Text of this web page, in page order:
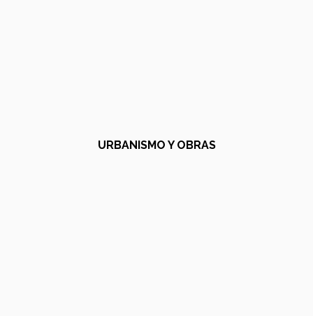
URBANISMO Y OBRAS